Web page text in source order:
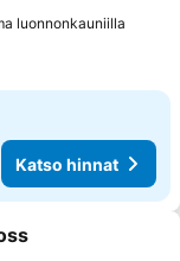
luonnonkauniilla
Katso hinnat